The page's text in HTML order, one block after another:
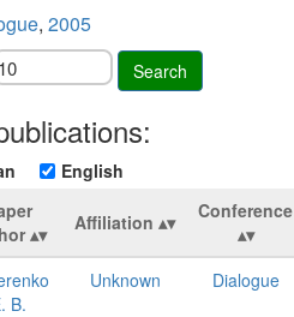
, 2005
Search
English
Affiliation Conference
B.
Unknown Dialogue